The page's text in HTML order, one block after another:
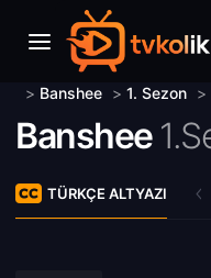
> Banshee > 1. Sezon >
Banshee
TÜRKÇE ALTYAZI